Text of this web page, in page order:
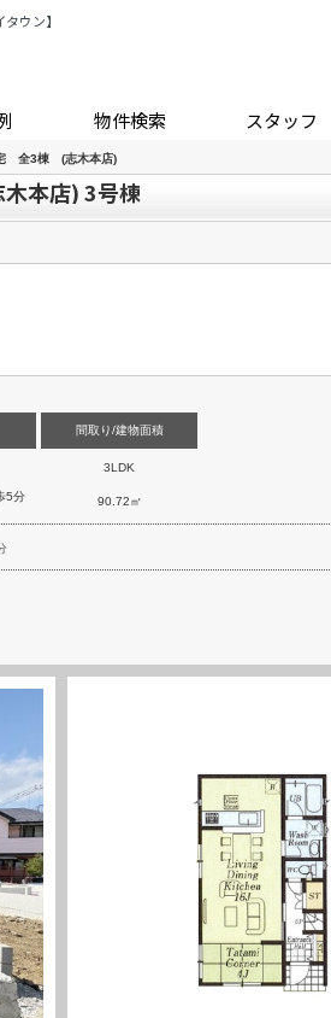
ウン】
物件検索 スタッフ
全3棟 (志木本店)
本店) 3号棟
5分
間取り/建物面積
3LDK
90.72㎡